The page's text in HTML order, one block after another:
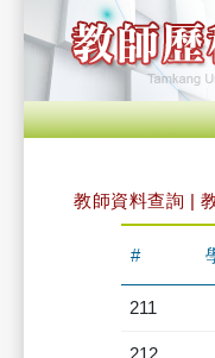
教師資料查詢 |
#
211
212